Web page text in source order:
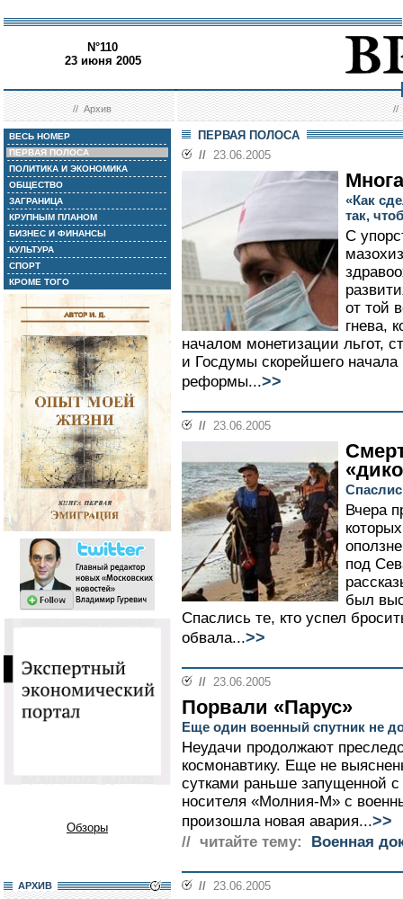
N°110
23 июня 2005
//Архив //
ВЕСЬ НОМЕР
ПЕРВАЯ ПОЛОСА
ПОЛИТИКА И ЭКОНОМИКА
ОБЩЕСТВО
ЗАГРАНИЦА
КРУПНЫМ ПЛАНОМ
БИЗНЕС И ФИНАНСЫ
КУЛЬТУРА
СПОРТ
КРОМЕ ТОГО
Обзоры
АРХИВ
ПЕРВАЯ ПОЛОСА
// 23.06.2005
«Как
так,
С
от той
гнева,
началом монетизации льгот,
и Госдумы скорейшего
реформы...>>
// 23.06.2005
Вчера
под
был
Спаслись те, кто успел
обвала...>>
// 23.06.2005
Порвали «Парус»
Еще один военный спутник не
Неудачи продолжают
космонавтику. Еще не
сутками раньше запущенной
носителя «Молния-М» с
произошла новая авария...>>
// читайте тему: Военная
// 23.06.2005